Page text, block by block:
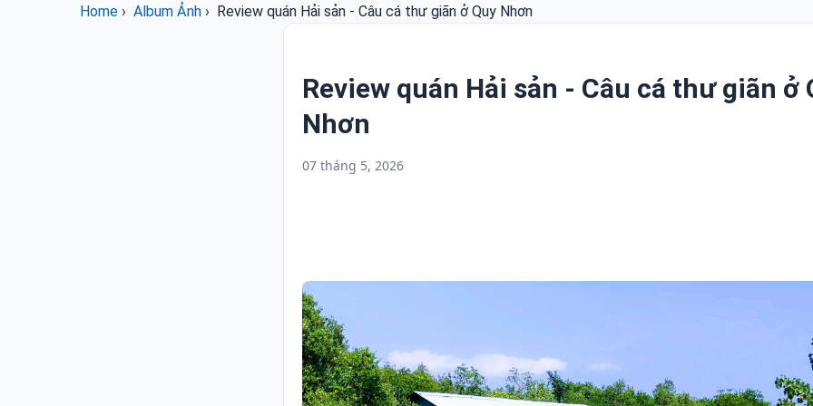
Home › Album Ảnh › Review quán Hải sản - Câu cá thư giãn ở Quy Nhơn
Review quán Hải sản - Câu cá thư giãn ở
Nhơn
07 tháng 5, 2026